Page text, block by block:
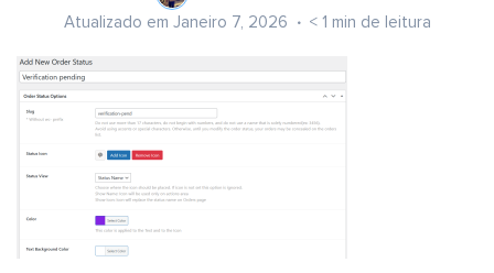
Atualizado em Janeiro 7, 2026 < 1 min de leitura